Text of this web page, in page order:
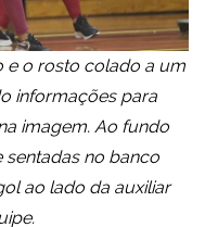
e o rosto colado a um
informações para
imagem. Ao fundo
sentadas no banco
ao lado da auxiliar